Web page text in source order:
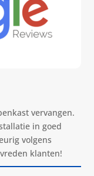
vervangen.
in goed
volgens
klanten!